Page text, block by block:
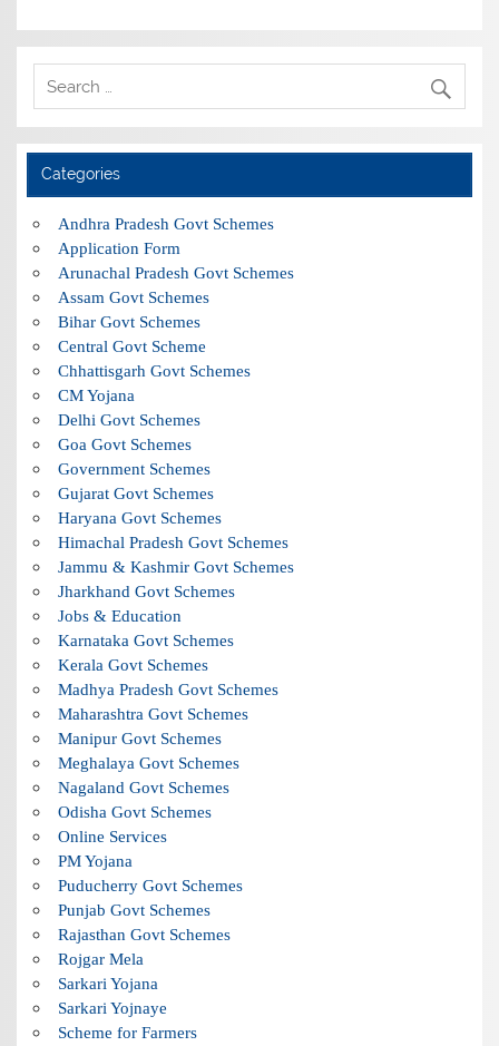
Categories
Andhra Pradesh Govt Schemes
Application Form
Arunachal Pradesh Govt Schemes
Assam Govt Schemes
Bihar Govt Schemes
Central Govt Scheme
Chhattisgarh Govt Schemes
CM Yojana
Delhi Govt Schemes
Goa Govt Schemes
Government Schemes
Gujarat Govt Schemes
Haryana Govt Schemes
Himachal Pradesh Govt Schemes
Jammu & Kashmir Govt Schemes
Jharkhand Govt Schemes
Jobs & Education
Karnataka Govt Schemes
Kerala Govt Schemes
Madhya Pradesh Govt Schemes
Maharashtra Govt Schemes
Manipur Govt Schemes
Meghalaya Govt Schemes
Nagaland Govt Schemes
Odisha Govt Schemes
Online Services
PM Yojana
Puducherry Govt Schemes
Punjab Govt Schemes
Rajasthan Govt Schemes
Rojgar Mela
Sarkari Yojana
Sarkari Yojnaye
Scheme for Farmers